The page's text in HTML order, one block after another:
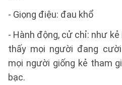
- Giọng điệu: đau khổ
- Hành động, cử chỉ: như
thấy mọi người đang
mọi người giống kẻ tham
bạc.